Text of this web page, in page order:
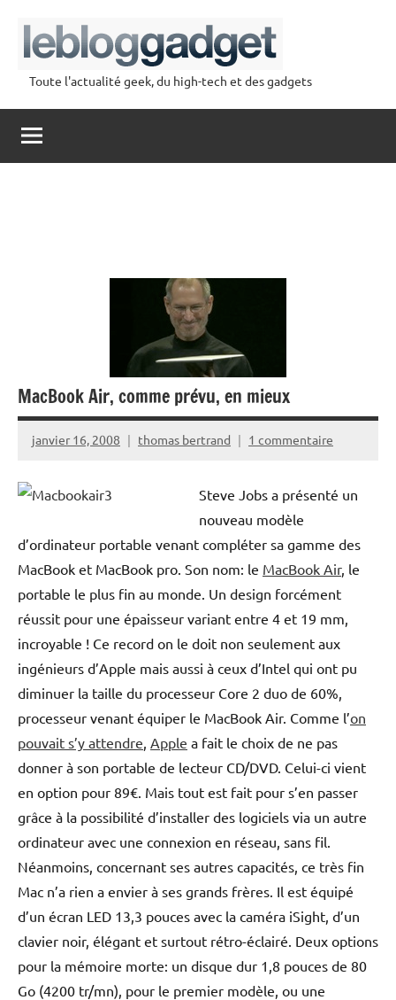
contenu
lebloggadget
Toute l'actualité geek, du high-tech et des gadgets
MacBook Air, comme prévu, en mieux
janvier 16, 2008 thomas bertrand 1 commentaire
Steve Jobs a présenté un
nouveau modèle
d’ordinateur portable venant compléter sa gamme des
MacBook et MacBook pro. Son nom: le MacBook Air, le
portable le plus fin au monde. Un design forcément
réussit pour une épaisseur variant entre 4 et 19 mm,
incroyable ! Ce record on le doit non seulement aux
ingénieurs d’Apple mais aussi à ceux d’Intel qui ont pu
diminuer la taille du processeur Core 2 duo de 60%,
processeur venant équiper le MacBook Air. Comme l’on
pouvait s’y attendre Apple a fait le choix de ne pas
donner à son portable de lecteur CD/DVD. Celui-ci vient
en option pour 89€. Mais tout est fait pour s’en passer
grâce à la possibilité d’installer des logiciels via un autre
ordinateur avec une connexion en réseau, sans fil.
Néanmoins, concernant ses autres capacités, ce très fin
Mac n’a rien a envier à ses grands frères. Il est équipé
d’un écran LED 13,3 pouces avec la caméra iSight, d’un
clavier noir, élégant et surtout rétro-éclairé. Deux options
pour la mémoire morte: un disque dur 1,8 pouces de 80
Go (4200 tr/mn), pour le premier modèle, ou une